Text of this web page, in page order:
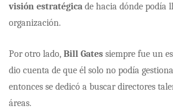
visión estratégica de hacia dónde podía
organización.
Por otro lado, Bill Gates siempre fue un
dio cuenta de que él solo no podía
entonces se dedicó a buscar directores
áreas.